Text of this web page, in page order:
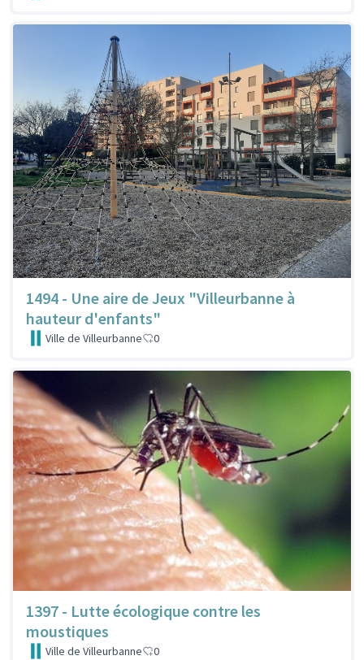
1494 - Une aire de Jeux "Villeurbanne à
hauteur d'enfants"
Ville de Villeurbanne 0
1397 - Lutte écologique contre les
moustiques
Ville de Villeurbanne 0